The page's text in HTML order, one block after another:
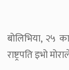
बोलिभिया, २५
राष्ट्रपति इभो